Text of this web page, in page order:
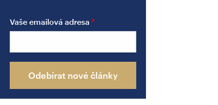
Vaše emailová adresa
Odebírat nové články